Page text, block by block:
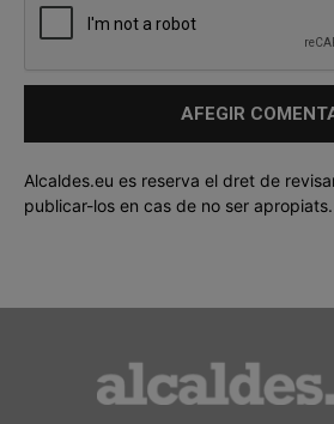
Alcaldes.eu es reserva el dret de
publicar-los en cas de no ser apropiats.